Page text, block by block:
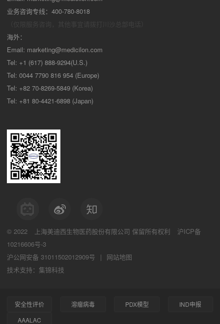
业务咨询专线：400-780-8018
海外：
Email: marketing@medicilon.com
Tel: +1 (617) 888-9294(U.S.)
Tel: 0044 7790 816 954 (Europe)
Tel: +82 70-8269-5849 (Korea)
Tel: +81 80-4421-6898 (Japan)
© 2022 上海美迪西生物医药股份有限公司 保留所有权利
沪ICP备
10216606号-3
沪公网安备 31011502012909号
|
网站地图
技术支持：集锦科技
安全性评价 溶瘤病毒 PDX模型
IND申报
AAALAC